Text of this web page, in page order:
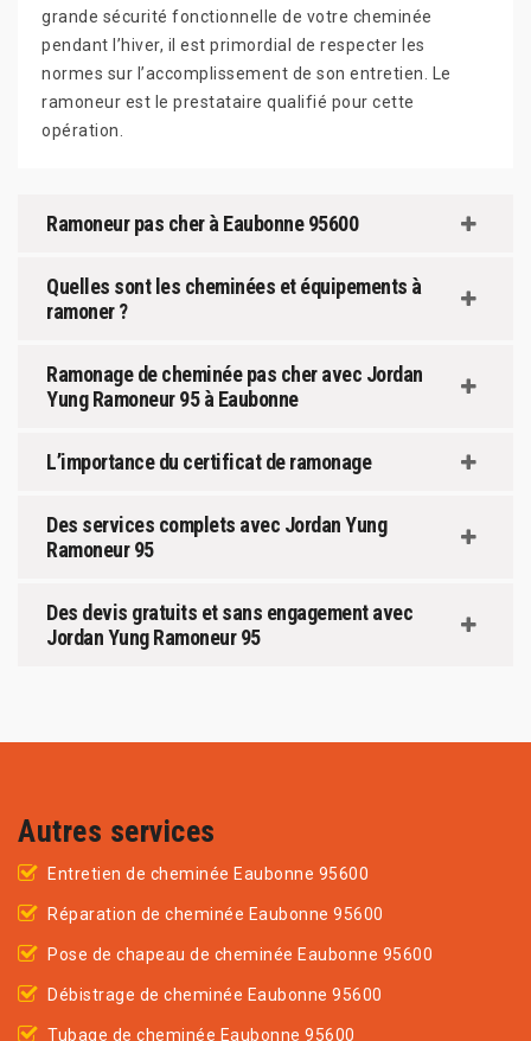
grande sécurité fonctionnelle de votre cheminée
pendant l’hiver, il est primordial de respecter les
normes sur l’accomplissement de son entretien. Le
ramoneur est le prestataire qualifié pour cette
opération.
Ramoneur pas cher à Eaubonne 95600
Quelles sont les cheminées et équipements à
ramoner ?
Ramonage de cheminée pas cher avec Jordan
Yung Ramoneur 95 à Eaubonne
L’importance du certificat de ramonage
Des services complets avec Jordan Yung
Ramoneur 95
Des devis gratuits et sans engagement avec
Jordan Yung Ramoneur 95
Autres services
Entretien de cheminée Eaubonne 95600
Réparation de cheminée Eaubonne 95600
Pose de chapeau de cheminée Eaubonne 95600
Débistrage de cheminée Eaubonne 95600
Tubage de cheminée Eaubonne 95600